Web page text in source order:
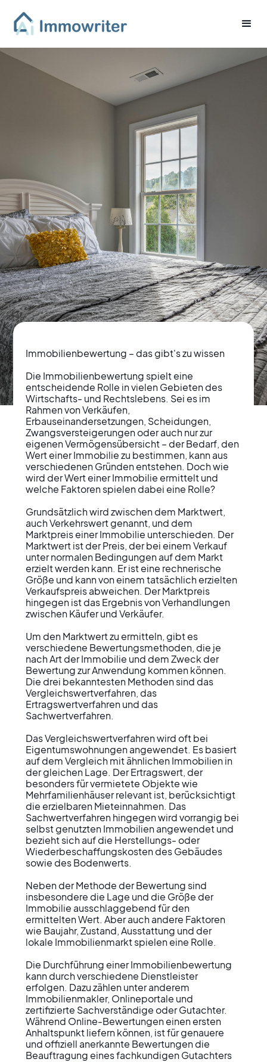
Wertvolle
Quadratmeter Wie
man den wahren Preis
von Immobilien
ermittelt
Immobilienbewertung – das gibt's zu wissen
Die Immobilienbewertung spielt eine
entscheidende Rolle in vielen Gebieten des
Wirtschafts- und Rechtslebens. Sei es im
Rahmen von Verkäufen,
Erbauseinandersetzungen, Scheidungen,
Zwangsversteigerungen oder auch nur zur
eigenen Vermögensübersicht – der Bedarf, den
Wert einer Immobilie zu bestimmen, kann aus
verschiedenen Gründen entstehen. Doch wie
wird der Wert einer Immobilie ermittelt und
welche Faktoren spielen dabei eine Rolle?
Grundsätzlich wird zwischen dem Marktwert,
auch Verkehrswert genannt, und dem
Marktpreis einer Immobilie unterschieden. Der
Marktwert ist der Preis, der bei einem Verkauf
unter normalen Bedingungen auf dem Markt
erzielt werden kann. Er ist eine rechnerische
Größe und kann von einem tatsächlich erzielten
Verkaufspreis abweichen. Der Marktpreis
hingegen ist das Ergebnis von Verhandlungen
zwischen Käufer und Verkäufer.
Um den Marktwert zu ermitteln, gibt es
verschiedene Bewertungsmethoden, die je
nach Art der Immobilie und dem Zweck der
Bewertung zur Anwendung kommen können.
Die drei bekanntesten Methoden sind das
Vergleichswertverfahren, das
Ertragswertverfahren und das
Sachwertverfahren.
Das Vergleichswertverfahren wird oft bei
Eigentumswohnungen angewendet. Es basiert
auf dem Vergleich mit ähnlichen Immobilien in
der gleichen Lage. Der Ertragswert, der
besonders für vermietete Objekte wie
Mehrfamilienhäuser relevant ist, berücksichtigt
die erzielbaren Mieteinnahmen. Das
Sachwertverfahren hingegen wird vorrangig bei
selbst genutzten Immobilien angewendet und
bezieht sich auf die Herstellungs- oder
Wiederbeschaffungskosten des Gebäudes
sowie des Bodenwerts.
Neben der Methode der Bewertung sind
insbesondere die Lage und die Größe der
Immobilie ausschlaggebend für den
ermittelten Wert. Aber auch andere Faktoren
wie Baujahr, Zustand, Ausstattung und der
lokale Immobilienmarkt spielen eine Rolle.
Die Durchführung einer Immobilienbewertung
kann durch verschiedene Dienstleister
erfolgen. Dazu zählen unter anderem
Immobilienmakler, Onlineportale und
zertifizierte Sachverständige oder Gutachter.
Während Online-Bewertungen einen ersten
Anhaltspunkt liefern können, ist für genauere
und offiziell anerkannte Bewertungen die
Beauftragung eines fachkundigen Gutachters